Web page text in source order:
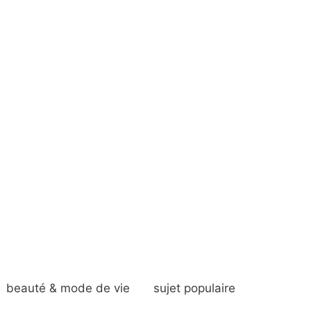
beauté & mode de vie sujet populaire